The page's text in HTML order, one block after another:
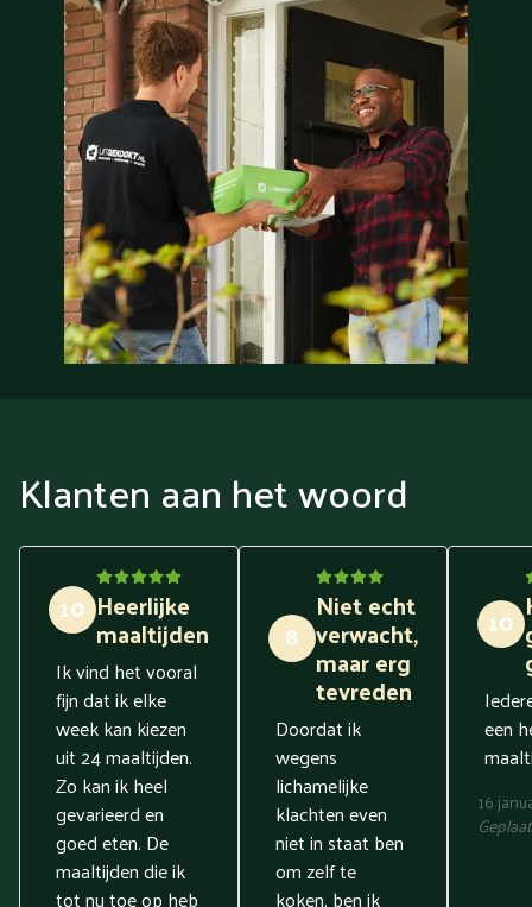
Klanten aan het woord
10 Heerlijke
maaltijden
Ik vind het vooral
fijn dat ik elke
week kan kiezen
uit 24 maaltijden.
Zo kan ik heel
gevarieerd en
goed eten. De
maaltijden die ik
tot nu toe op heb
8
Niet echt
verwacht,
maar erg
tevreden
Doordat ik
wegens
lichamelijke
klachten even
niet in staat ben
om zelf te
koken, ben ik
10
een
16